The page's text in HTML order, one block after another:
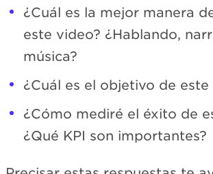
¿Cuál es la mejor manera
este video? ¿Hablando,
música?
¿Cuál es el objetivo de este
¿Cómo mediré el éxito de
¿Qué KPI son importantes?